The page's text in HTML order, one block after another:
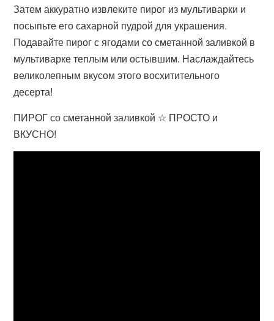
Затем аккуратно извлеките пирог из мультиварки и
посыпьте его сахарной пудрой для украшения.
Подавайте пирог с ягодами со сметанной заливкой в
мультиварке теплым или остывшим. Наслаждайтесь
великолепным вкусом этого восхитительного
десерта!
ПИРОГ со сметанной заливкой ☆ ПРОСТО и
ВКУСНО!